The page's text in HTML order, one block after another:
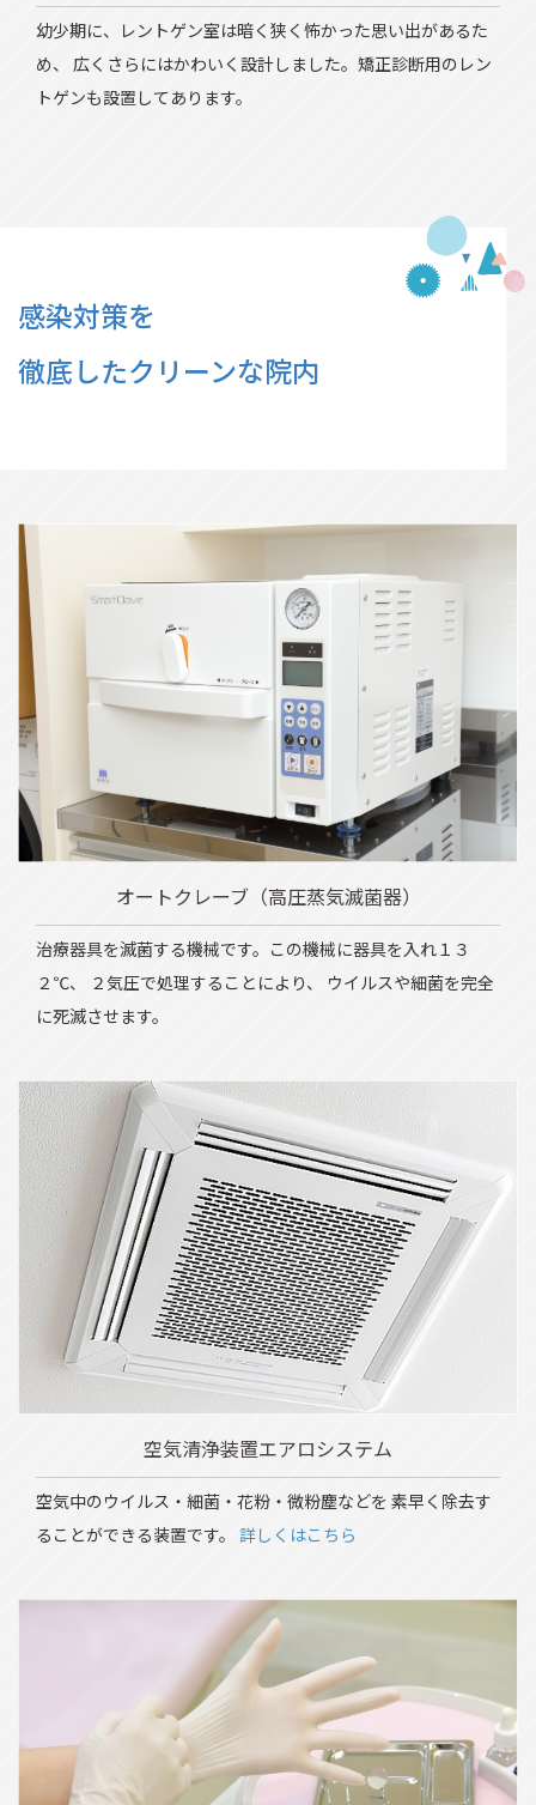
幼少期に、レントゲン室は暗く狭く怖かった思い出があるた
め、 広くさらにはかわいく設計しました。矯正診断用のレン
トゲンも設置してあります。
感染対策を
徹底したクリーンな院内
オートクレーブ（高圧蒸気滅菌器）
治療器具を滅菌する機械です。この機械に器具を入れ１３
２℃、 ２気圧で処理することにより、 ウイルスや細菌を完全
に死滅させます。
空気清浄装置エアロシステム
空気中のウイルス・細菌・花粉・微粉塵などを 素早く除去す
ることができる装置です。 詳しくはこちら